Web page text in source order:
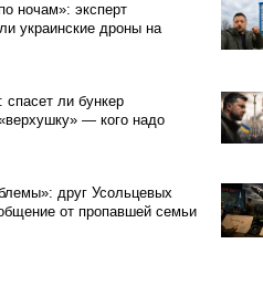
ночам»: эксперт
украинские дроны на
спасет ли бункер
— кого надо
друг Усольцевых
от пропавшей семьи